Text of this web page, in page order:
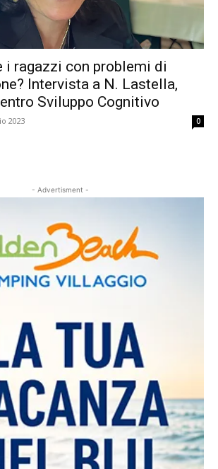
i ragazzi con problemi di
Intervista a N. Lastella,
Sviluppo Cognitivo
2023 0
- Advertisment -